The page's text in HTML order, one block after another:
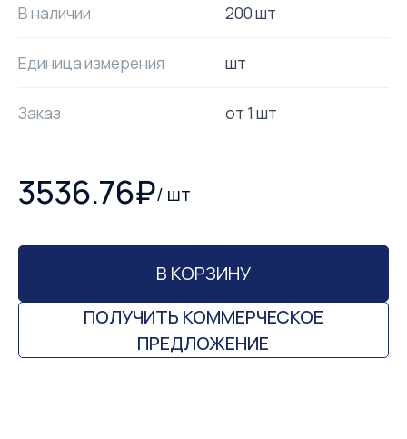
В наличии 200 шт
Единица измерения шт
Заказ от 1 шт
3536.76₽/ шт
В КОРЗИНУ
ПОЛУЧИТЬ КОММЕРЧЕСКОЕ
ПРЕДЛОЖЕНИЕ